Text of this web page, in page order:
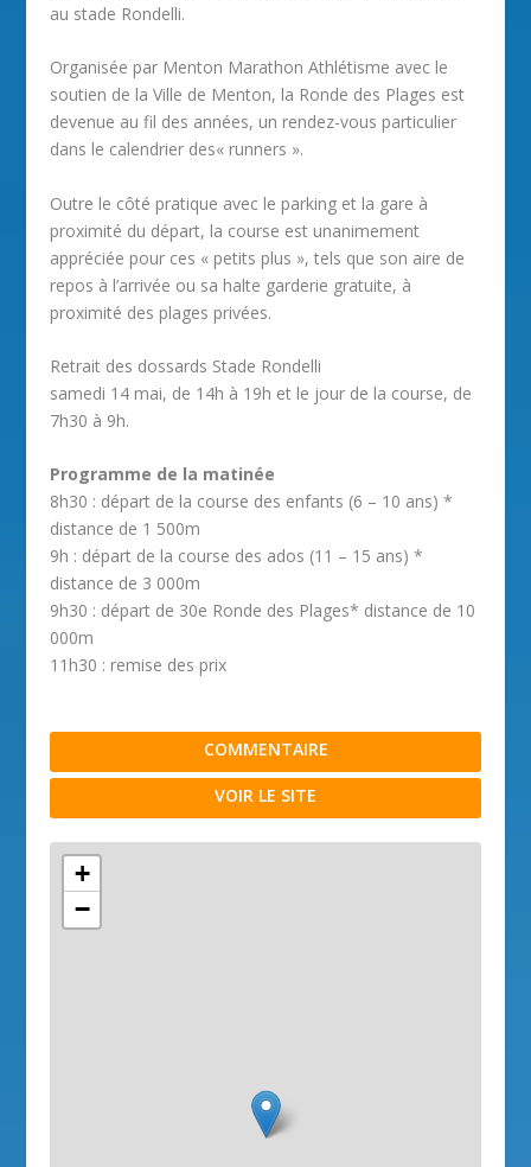
au stade Rondelli.
Organisée par Menton Marathon Athlétisme avec le
soutien de la Ville de Menton, la Ronde des Plages est
devenue au fil des années, un rendez-vous particulier
dans le calendrier des« runners ».
Outre le côté pratique avec le parking et la gare à
proximité du départ, la course est unanimement
appréciée pour ces « petits plus », tels que son aire de
repos à l’arrivée ou sa halte garderie gratuite, à
proximité des plages privées.
Retrait des dossards Stade Rondelli
samedi 14 mai, de 14h à 19h et le jour de la course, de
7h30 à 9h.
Programme de la matinée
8h30 : départ de la course des enfants (6 – 10 ans) *
distance de 1 500m
9h : départ de la course des ados (11 – 15 ans) *
distance de 3 000m
9h30 : départ de 30e Ronde des Plages* distance de 10
000m
11h30 : remise des prix
COMMENTAIRE
VOIR LE SITE
+
−